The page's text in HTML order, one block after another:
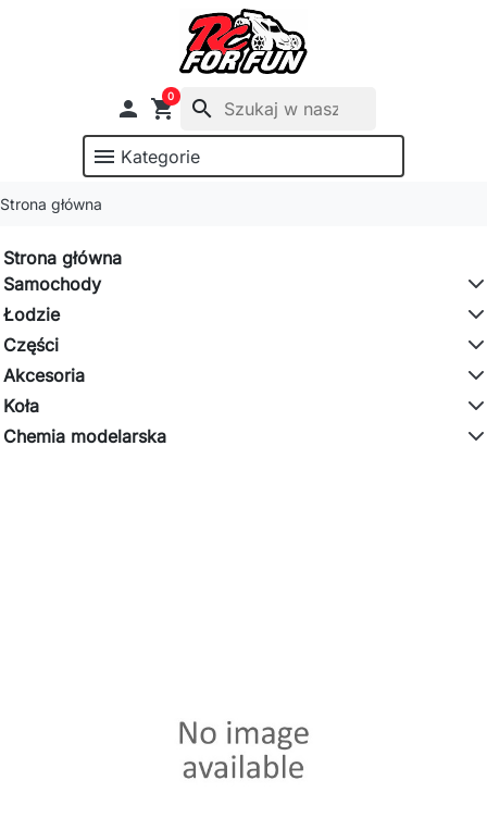
 shopping_cart
0
search
menu Kategorie
Strona główna
Strona główna
Samochody
Łodzie
Części
Akcesoria
Koła
Chemia modelarska